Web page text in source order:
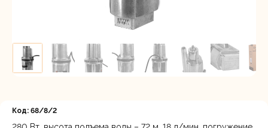
Код: 68/8/2
Регистрация